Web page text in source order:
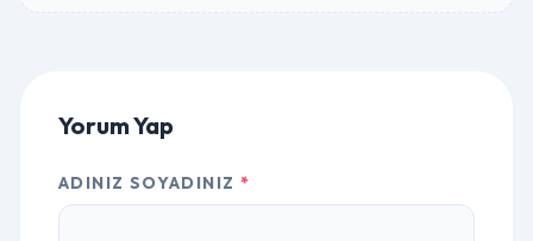
Yorum Yap
ADINIZ SOYADINIZ *